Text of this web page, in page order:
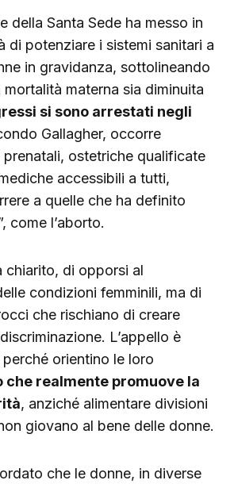
della Santa Sede ha messo in
di potenziare i sistemi sanitari a
in gravidanza, sottolineando
materna sia diminuita
si sono arrestati negli
Gallagher, occorre
prenatali, ostetriche qualificate
accessibili a tutti,
a quelle che ha definito
come l’aborto.
chiarito, di opporsi al
condizioni femminili, ma di
che rischiano di creare
L’appello è
orientino le loro
che realmente promuove la
, anziché alimentare divisioni
giovano al bene delle donne.
che le donne, in diverse